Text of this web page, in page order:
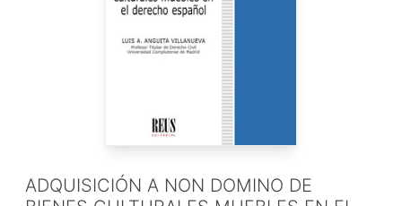
ADQUISICIÓN A NON DOMINO DE